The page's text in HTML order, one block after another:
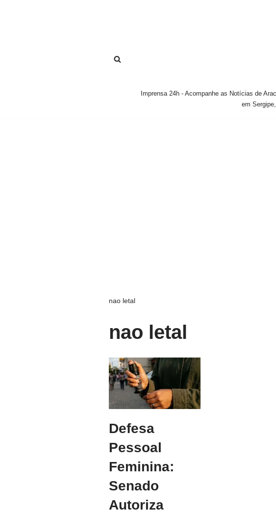
Imprensa 24h - Acompanhe as Notícias de
em
nao letal
nao letal
Defesa
Pessoal
Feminina:
Senado
Autoriza